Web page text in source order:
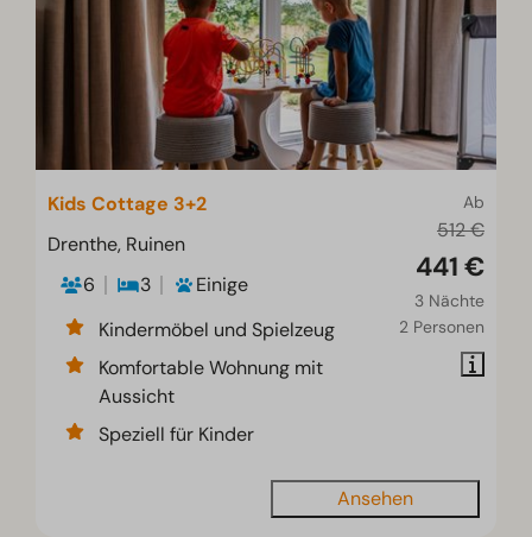
Ab
512 €
441 €
3 Nächte
2 Personen
Kids Cottage 3+2
Drenthe, Ruinen
6
3
Einige
Kindermöbel und Spielzeug
Komfortable Wohnung mit
Aussicht
Speziell für Kinder
Ansehen